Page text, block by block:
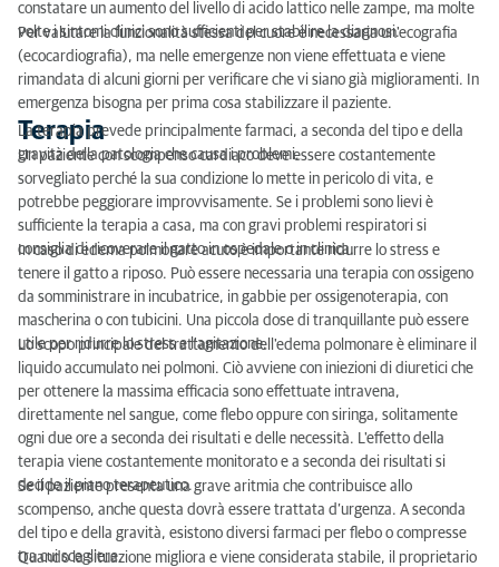
constatare un aumento del livello di acido lattico nelle zampe, ma molte
volte i sintomi clinici sono sufficienti per stabilire la diagnosi.
Per valutare la funzionalità stessa del cuore è necessaria un'ecografia
(ecocardiografia), ma nelle emergenze non viene effettuata e viene
rimandata di alcuni giorni per verificare che vi siano già miglioramenti. In
emergenza bisogna per prima cosa stabilizzare il paziente.
Terapia
La terapia prevede principalmente farmaci, a seconda del tipo e della
gravità della patologia che causa i problemi.
Un paziente con scompenso cardiaco deve essere costantemente
sorvegliato perché la sua condizione lo mette in pericolo di vita, e
potrebbe peggiorare improvvisamente. Se i problemi sono lievi è
sufficiente la terapia a casa, ma con gravi problemi respiratori si
consiglia di ricoverare il gatto in ospedale o in clinica.
In caso di edema polmonare acuto è importante ridurre lo stress e
tenere il gatto a riposo. Può essere necessaria una terapia con ossigeno
da somministrare in incubatrice, in gabbie per ossigenoterapia, con
mascherina o con tubicini. Una piccola dose di tranquillante può essere
utile per ridurre lo stress e l'agitazione.
Lo scopo principale del trattamento dell'edema polmonare è eliminare il
liquido accumulato nei polmoni. Ciò avviene con iniezioni di diuretici che
per ottenere la massima efficacia sono effettuate intravena,
direttamente nel sangue, come flebo oppure con siringa, solitamente
ogni due ore a seconda dei risultati e delle necessità. L'effetto della
terapia viene costantemente monitorato e a seconda dei risultati si
decide il piano terapeutico.
Se il paziente presenta una grave aritmia che contribuisce allo
scompenso, anche questa dovrà essere trattata d’urgenza. A seconda
del tipo e della gravità, esistono diversi farmaci per flebo o compresse
tra cui scegliere.
Quando la situazione migliora e viene considerata stabile, il proprietario